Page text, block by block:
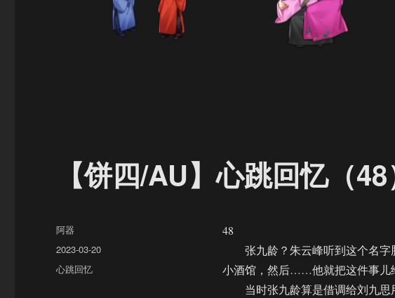
【饼四/AU】心跳回忆（48
48
张九龄？朱云峰听到这个名字
小酒馆，然后……他就把这件事儿
当时张九龄算是借调给刘九思
作
者
阿器
发
布
于
2023-03-20
分
心跳回忆